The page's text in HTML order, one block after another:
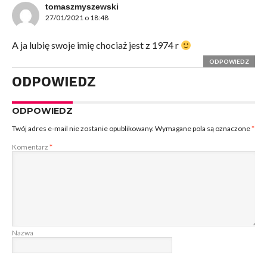
tomaszmyszewski
27/01/2021 o 18:48
A ja lubię swoje imię chociaż jest z 1974 r
ODPOWIEDZ
ODPOWIEDZ
ODPOWIEDZ
Twój adres e-mail nie zostanie opublikowany. Wymagane pola są oznaczone*
Komentarz *
Nazwa